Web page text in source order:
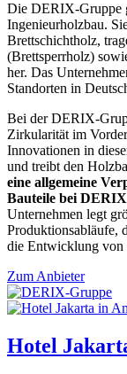
Die DERIX-Gruppe
Ingenieurholzbau.
Brettschichtholz,
(Brettsperrholz)
her. Das
Standorten in
Bei der DERIX-
Zirkularität im
Innovationen in
und treibt den
eine allgemeine
Bauteile bei
Unternehmen legt
Produktionsabläufe,
die Entwicklung von
Zum Anbieter
Hotel